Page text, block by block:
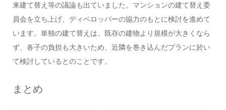
来建て替え等の議論も出ていました。マンションの建て替え委
員会を立ち上げ、ディベロッパーの協力のもとに検討を進めて
います。単独の建て替えは、既存の建物より規模が大きくなら
ず、各子の負担も大きいため、近隣を巻き込んだプランに於い
て検討しているとのことです。
まとめ